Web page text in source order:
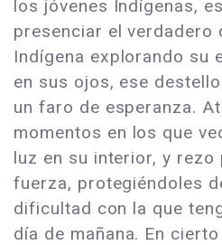
los jóvenes Indígenas,
presenciar el verdadero
Indígena explorando su
en sus ojos, ese
un faro de esperanza.
momentos en los que
luz en su interior, y rezo
fuerza, protegiéndoles
dificultad con la que
día de mañana. En